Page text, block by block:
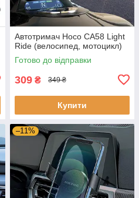
Автотримач Hoco CA58 Light
Ride (велосипед, мотоцикл)
Готово до відправки
309 ₴ 349 ₴
Купити
–11%